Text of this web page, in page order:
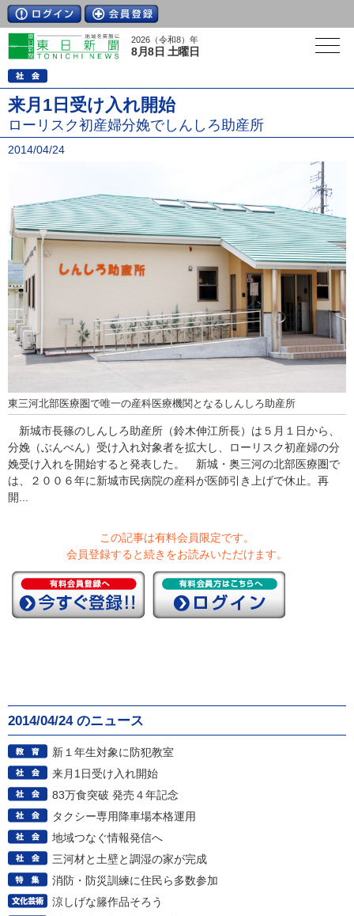
2026（令和8）年
8月8日 土曜日
来月1日受け入れ開始
ローリスク初産婦分娩でしんしろ助産所
2014/04/24
東三河北部医療圏で唯一の産科医療機関となるしんしろ助産所
新城市長篠のしんしろ助産所（鈴木伸江所長）は５月１日から、
分娩（ぶんべん）受け入れ対象者を拡大し、ローリスク初産婦の分
娩受け入れを開始すると発表した。 新城・奥三河の北部医療圏で
は、２００６年に新城市民病院の産科が医師引き上げで休止。再
開...
この記事は有料会員限定です。
会員登録すると続きをお読みいただけます。
2014/04/24 のニュース
新１年生対象に防犯教室
来月1日受け入れ開始
83万食突破 発売４年記念
タクシー専用降車場本格運用
地域つなぐ情報発信へ
三河材と土壁と調湿の家が完成
消防・防災訓練に住民ら多数参加
涼しげな籐作品そろう